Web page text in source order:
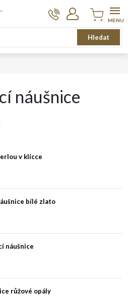
Hledat
Nákupní
košík
náušnice
v klícce
bílé zlato
náušnice
růžové opály